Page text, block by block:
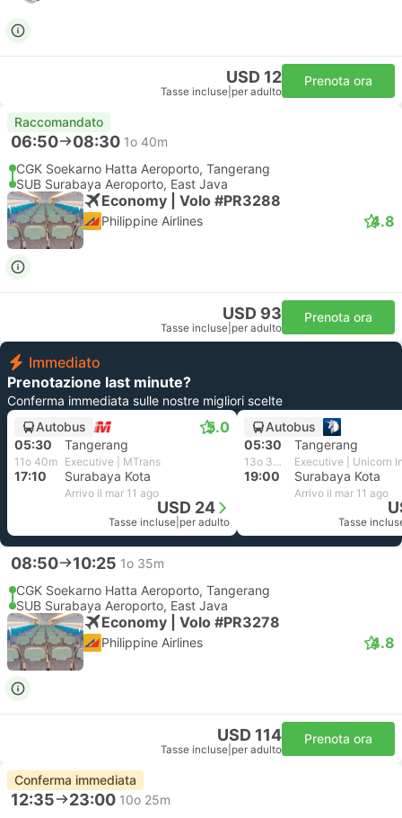
USD 12
Tasse incluse per adulto
Prenota ora
Raccomandato
06:50 08:30 1o 40m
CGK Soekarno Hatta Aeroporto, Tangerang
SUB Surabaya Aeroporto, East Java
Economy | Volo #PR3288
Philippine Airlines 4.8
USD 93
Tasse incluse per adulto
Prenota ora
Immediato
Prenotazione last minute?
Conferma immediata sulle nostre migliori scelte
Autobus
5.0
05:30 Tangerang
11o 40m Executive | MTrans
17:10 Surabaya Kota
Arrivo il mar 11 ago
USD 24
Tasse incluse per adulto
Autobus
05:30
Tangerang
13o 30m Executive | Unicorn
19:00 Surabaya Kota
Arrivo il mar 11 ago
Tasse
08:50 10:25 1o 35m
CGK Soekarno Hatta Aeroporto, Tangerang
SUB Surabaya Aeroporto, East Java
Economy | Volo #PR3278
Philippine Airlines 4.8
USD 114
Tasse incluse per adulto
Prenota ora
Conferma immediata
12:35 23:00 10o 25m